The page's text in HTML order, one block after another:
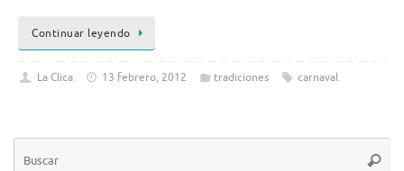
Continuar leyendo
La Clica 13 febrero, 2012 tradiciones carnaval